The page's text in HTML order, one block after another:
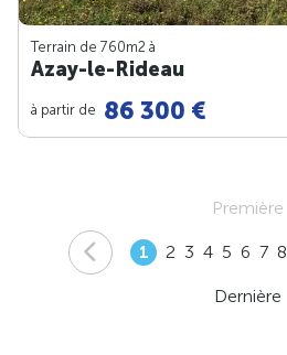
Terrain de 760m2 à
Azay-le-Rideau
à partir de 86 300 €
Première
1 2 3 4 5 6 7 8
Dernière